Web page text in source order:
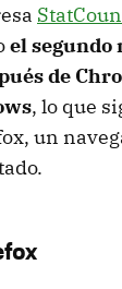
el segundo
de
, lo que
un